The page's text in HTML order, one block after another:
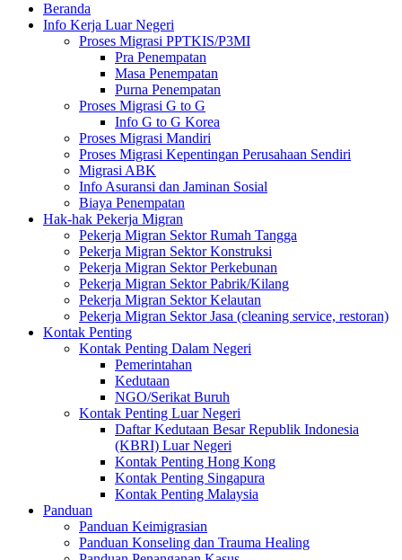
Beranda
Info Kerja Luar Negeri
Proses Migrasi PPTKIS/P3MI
Pra Penempatan
Masa Penempatan
Purna Penempatan
Proses Migrasi G to G
Info G to G Korea
Proses Migrasi Mandiri
Proses Migrasi Kepentingan Perusahaan Sendiri
Migrasi ABK
Info Asuransi dan Jaminan Sosial
Biaya Penempatan
Hak-hak Pekerja Migran
Pekerja Migran Sektor Rumah Tangga
Pekerja Migran Sektor Konstruksi
Pekerja Migran Sektor Perkebunan
Pekerja Migran Sektor Pabrik/Kilang
Pekerja Migran Sektor Kelautan
Pekerja Migran Sektor Jasa (cleaning service, restoran)
Kontak Penting
Kontak Penting Dalam Negeri
Pemerintahan
Kedutaan
NGO/Serikat Buruh
Kontak Penting Luar Negeri
Daftar Kedutaan Besar Republik Indonesia
(KBRI) Luar Negeri
Kontak Penting Hong Kong
Kontak Penting Singapura
Kontak Penting Malaysia
Panduan
Panduan Keimigrasian
Panduan Konseling dan Trauma Healing